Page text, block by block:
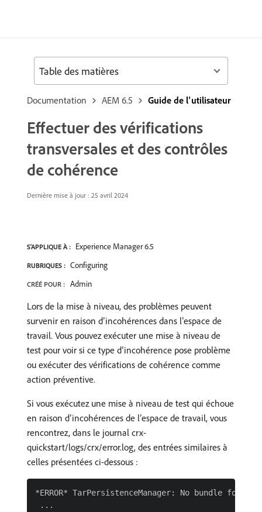
Documentation AEM 6.5 Guide de l’utilisateur
Effectuer des vérifications
transversales et des contrôles
de cohérence
Dernière mise à jour : 25 avril 2024
S'APPLIQUE À : Experience Manager 6.5
RUBRIQUES : Configuring
CRÉÉ POUR : Admin
Lors de la mise à niveau, des problèmes peuvent
survenir en raison d’incohérences dans l’espace de
travail. Vous pouvez exécuter une mise à niveau de
test pour voir si ce type d’incohérence pose problème
ou exécuter des vérifications de cohérence comme
action préventive.
Si vous exécutez une mise à niveau de test qui échoue
en raison d’incohérences de l’espace de travail, vous
rencontrez, dans le journal crx-
quickstart/logs/crx/error.log, des entrées similaires à
celles présentées ci-dessous :
*ERROR* TarPersistenceManager: No bundle
...
Table des matières